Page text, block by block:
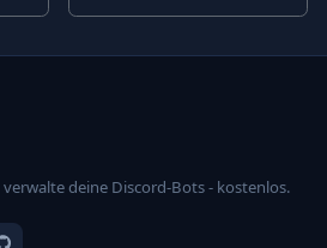
deine Discord-Bots - kostenlos.